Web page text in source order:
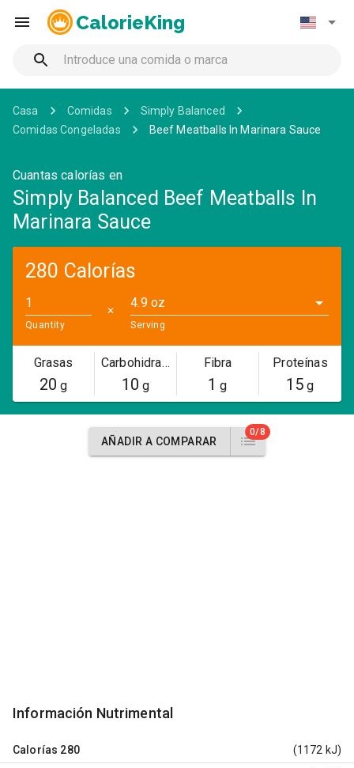
CalorieKing
Casa Comidas
Simply Balanced
Comidas Congeladas
Beef Meatballs In Marinara Sauce
Cuantas calorías en
Simply Balanced Beef Meatballs In
Marinara Sauce
280 Calorías
Quantity
✕
4.9 oz
Serving
Grasas
20 g
Carbohidratos
10 g
Fibra
1 g
Proteínas
15 g
AÑADIR A COMPARAR
0/8
Información Nutrimental
Calorías 280 (1172 kJ)